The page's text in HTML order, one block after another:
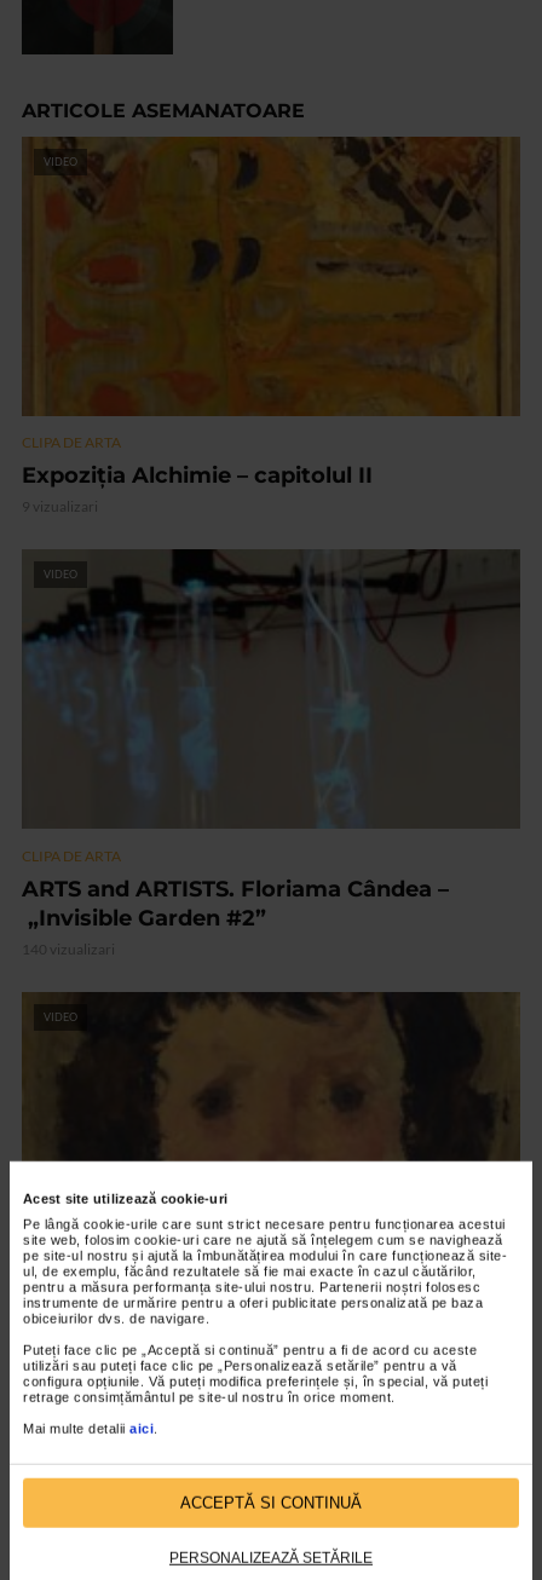
Acest site utilizează cookie-uri
Pe lângă cookie-urile care sunt strict necesare pentru funcționarea acestui
site web, folosim cookie-uri care ne ajută să înțelegem cum se navighează
pe site-ul nostru și ajută la îmbunătățirea modului în care funcționează site-
ul, de exemplu, făcând rezultatele să fie mai exacte în cazul căutărilor,
pentru a măsura performanța site-ului nostru. Partenerii noștri folosesc
instrumente de urmărire pentru a oferi publicitate personalizată pe baza
obiceiurilor dvs. de navigare.
Puteți face clic pe „Acceptă si continuă” pentru a fi de acord cu aceste
utilizări sau puteți face clic pe „Personalizează setările” pentru a vă
configura opțiunile. Vă puteți modifica preferințele și, în special, vă puteți
retrage consimțământul pe site-ul nostru în orice moment.
Mai multe detalii aici
ACCEPTĂ SI CONTINUĂ
PERSONALIZEAZĂ SETĂRILE
ARTICOLE ASEMANATOARE
VIDEO
CLIPA DE ARTA
Expoziția Alchimie – capitolul II
9 vizualizari
VIDEO
CLIPA DE ARTA
ARTS and ARTISTS. Floriama Cândea –
„Invisible Garden #2”
140 vizualizari
VIDEO
CLIPA DE ARTA
Nicolae Tonitza – Pictor al copiilor
157 vizualizari
RECOMANDĂRI